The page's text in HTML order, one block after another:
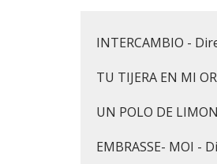
INTERCAMBIO -
TU TIJERA EN MI
UN POLO DE
EMBRASSE- MOI -